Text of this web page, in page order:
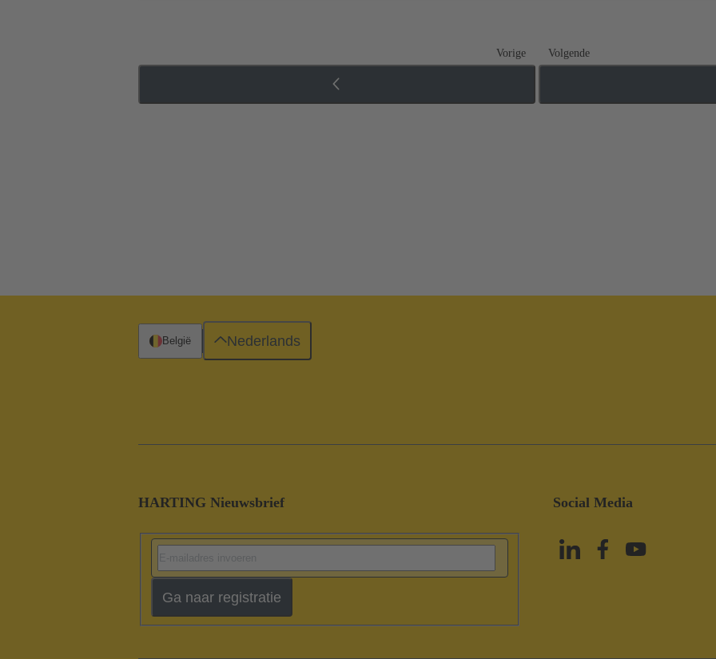
Vorige Volgende
HARTING Nieuwsbrief
Ga naar registratie
Social Media
België Nederlands